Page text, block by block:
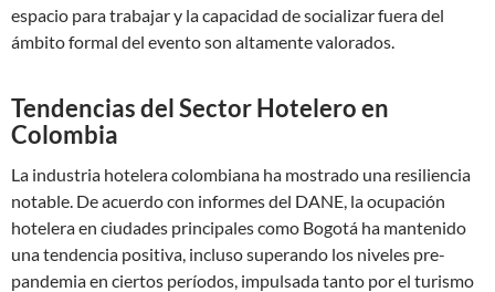
espacio para trabajar y la capacidad de socializar fuera del
ámbito formal del evento son altamente valorados.
Tendencias del Sector Hotelero en
Colombia
La industria hotelera colombiana ha mostrado una resiliencia
notable. De acuerdo con informes del DANE, la ocupación
hotelera en ciudades principales como Bogotá ha mantenido
una tendencia positiva, incluso superando los niveles pre-
pandemia en ciertos períodos, impulsada tanto por el turismo